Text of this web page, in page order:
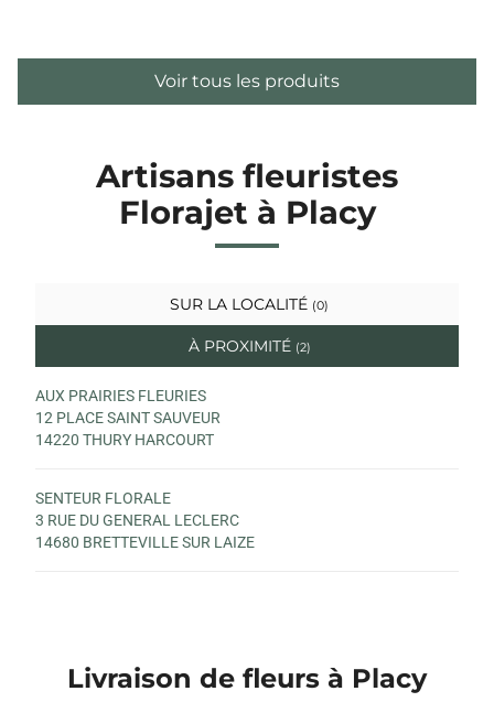
Voir tous les produits
Artisans fleuristes
Florajet à Placy
SUR LA LOCALITÉ (0)
À PROXIMITÉ (2)
AUX PRAIRIES FLEURIES
12 PLACE SAINT SAUVEUR
14220 THURY HARCOURT
SENTEUR FLORALE
3 RUE DU GENERAL LECLERC
14680 BRETTEVILLE SUR LAIZE
Livraison de fleurs à Placy